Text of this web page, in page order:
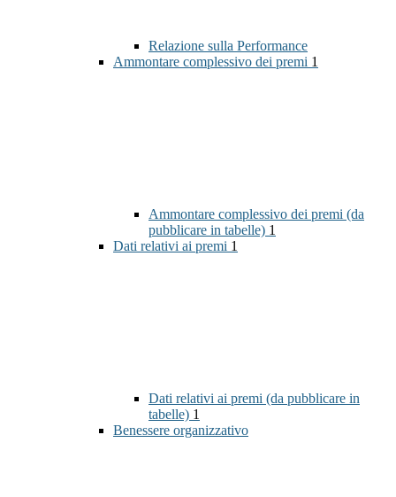
Relazione sulla Performance
Ammontare complessivo dei premi 1
Ammontare complessivo dei premi (da
pubblicare in tabelle) 1
Dati relativi ai premi 1
Dati relativi ai premi (da pubblicare in
tabelle) 1
Benessere organizzativo